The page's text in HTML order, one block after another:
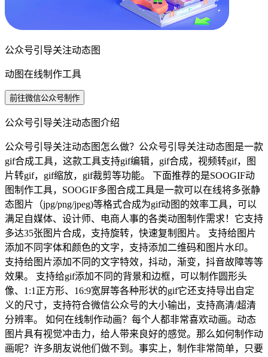
公众号引导关注动态图
动图在线制作工具
前往微信公众号制作
公众号引导关注动态图介绍
公众号引导关注动态图怎么做？公众号引导关注动态图是一款
gif合成工具，这款工具支持gif编辑，gif合成，视频转gif，图
片转gif，gif缩放，gif裁剪等功能。 下面推荐的是SOOGIF动
图制作工具，SOOGIF多图合成工具是一款可以在线将多张静
态图片（jpg/png/jpeg)等格式合成为gif动图的效率工具，可以
满足自媒体、设计师、电商人事的各类动图制作需求！它支持
多达35张图片合成，支持旋转，快速复制图片。 支持给图片
添加不同字体和颜色的文字，支持添加二维码和图片水印。
支持给图片添加不同的文字特效，抖动，渐变，抖音故障等等
效果。 支持给gif添加不同的背景和边框，可以制作圆形头
像、1:1正方形、16:9宽屏等各种形状的gif它还支持导出自定
义的尺寸，支持符合微信公众号的大小输出，支持高清/超清
分辨率。 如何在线制作动画？每个人都非常喜欢动画。动态
图片具有视觉冲击力，给人带来良好的感觉。那么如何制作动
画呢？许多朋友说他们做不到。事实上，制作非常简单，只要